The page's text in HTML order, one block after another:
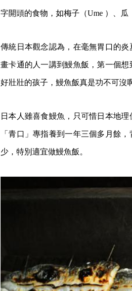
字開頭的食物，如梅子（Ume ）、瓜
傳統日本觀念認為，在毫無胃口的
畫卡通的人一講到鰻魚飯，第一個
好壯壯的孩子，鰻魚飯真是功不可沒
日本人雖喜食鰻魚，只可惜日本地
「青口」專指養到一年三個多月餘
少，特別適宜做鰻魚飯。